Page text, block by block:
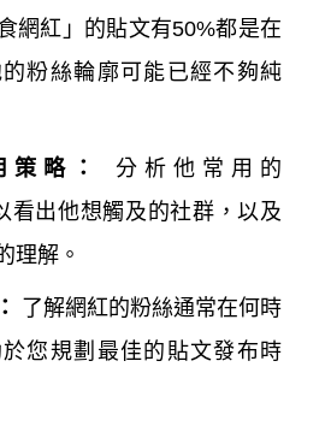
網紅」的貼文有50%都是在
粉絲輪廓可能已經不夠純
策略：
分析他常用的
看出他想觸及的社群，以及
理解。
了解網紅的粉絲通常在何時
您規劃最佳的貼文發布時